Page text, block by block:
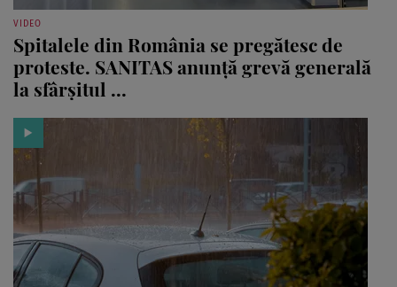
VIDEO
Spitalele din România se pregătesc de
proteste. SANITAS anunță grevă generală
la sfârșitul ...